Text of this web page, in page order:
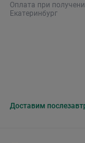
Оплата при
Екатеринбург
Доставим